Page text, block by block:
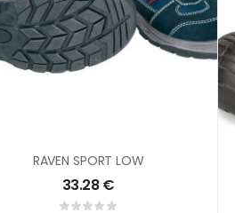
RAVEN SPORT LOW
33.28€